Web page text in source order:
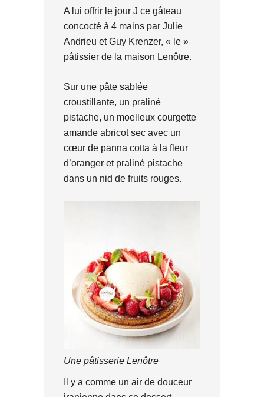
A lui offrir le jour J ce gâteau
concocté à 4 mains par Julie
Andrieu et Guy Krenzer, « le »
pâtissier de la maison Lenôtre.
Sur une pâte sablée
croustillante, un praliné
pistache, un moelleux courgette
amande abricot sec avec un
cœur de panna cotta à la fleur
d’oranger et praliné pistache
dans un nid de fruits rouges.
Une pâtisserie Lenôtre
Il y a comme un air de douceur